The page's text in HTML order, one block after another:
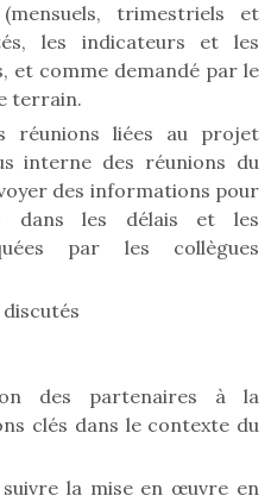
trimestriels et
les indicateurs et les
et comme demandé par le
terrain.
réunions liées au projet
interne des réunions du
des informations pour
dans les délais et les
par les collègues
des partenaires à la
clés dans le contexte du
la mise en œuvre en